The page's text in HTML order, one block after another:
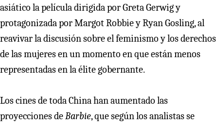
asiático la película dirigida por Greta Gerwig y
protagonizada por Margot Robbie y Ryan Gosling, al
reavivar la discusión sobre el feminismo y los derechos
de las mujeres en un momento en que están menos
representadas en la élite gobernante.
Los cines de toda China han aumentado las
proyecciones deBarbie, que según los analistas se